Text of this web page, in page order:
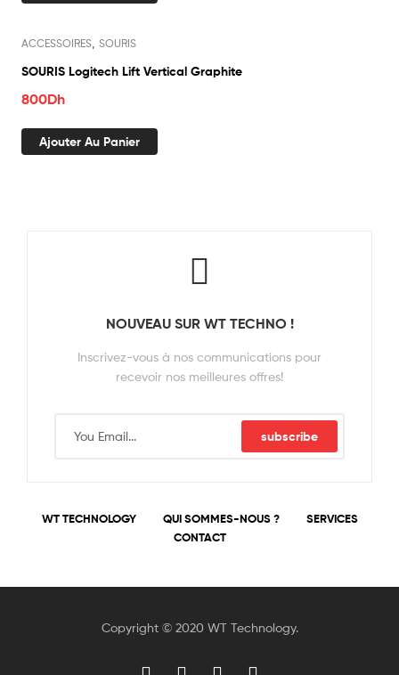
ACCESSOIRES SOURIS
SOURIS Logitech Lift Vertical Graphite
800Dh
Ajouter Au Panier
NOUVEAU SUR WT TECHNO !
Inscrivez-vous à nos communications pour
recevoir nos meilleures offres!
subscribe
WT TECHNOLOGY QUI SOMMES-NOUS ?
SERVICES
CONTACT
Copyright © 2020 WT Technology.